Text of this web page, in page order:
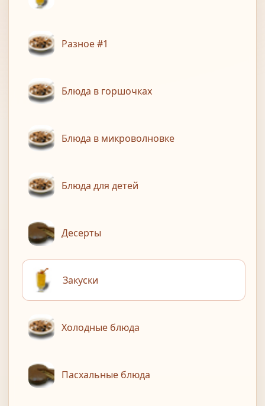
Разное #1
Блюда в горшочках
Блюда в микроволновке
Блюда для детей
Десерты
Закуски
Холодные блюда
Пасхальные блюда